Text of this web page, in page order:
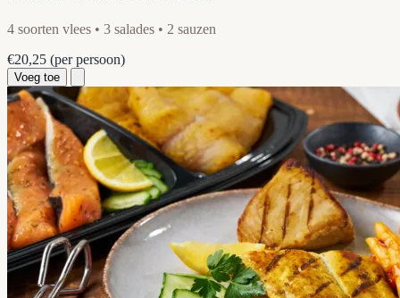
4 soorten vlees • 3 salades • 2 sauzen
€20,25 (per persoon)
Voeg toe